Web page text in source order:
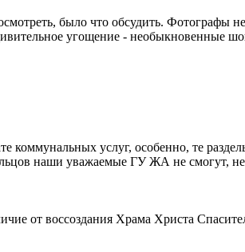
было что обсудить. Фотографы
угощение - необыкновенные
коммунальных услуг, особенно, те
наши уважаемые ГУ ЖА не смогут, не
от воссоздания Храма Христа